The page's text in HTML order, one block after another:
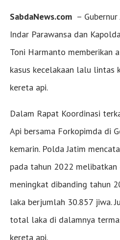
SabdaNews.com –
Indar Parawansa dan
Toni Harmanto memberikan
kasus kecelakaan lalu lintas
kereta api.
Dalam Rapat Koordinasi
Api bersama Forkopimda di
kemarin. Polda Jatim
pada tahun 2022 melibatkan
meningkat dibanding tahun
laka berjumlah 30.857 jiwa.
total laka di dalamnya
kereta api.